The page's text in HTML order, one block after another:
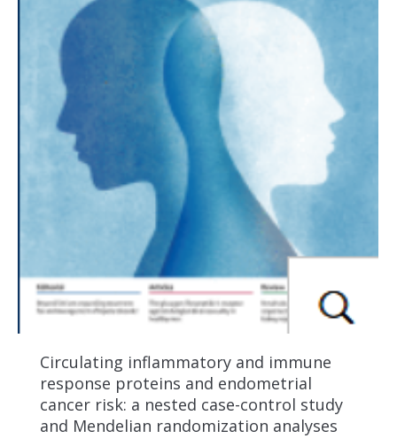
Circulating inflammatory and immune
response proteins and endometrial
cancer risk: a nested case-control study
and Mendelian randomization analyses